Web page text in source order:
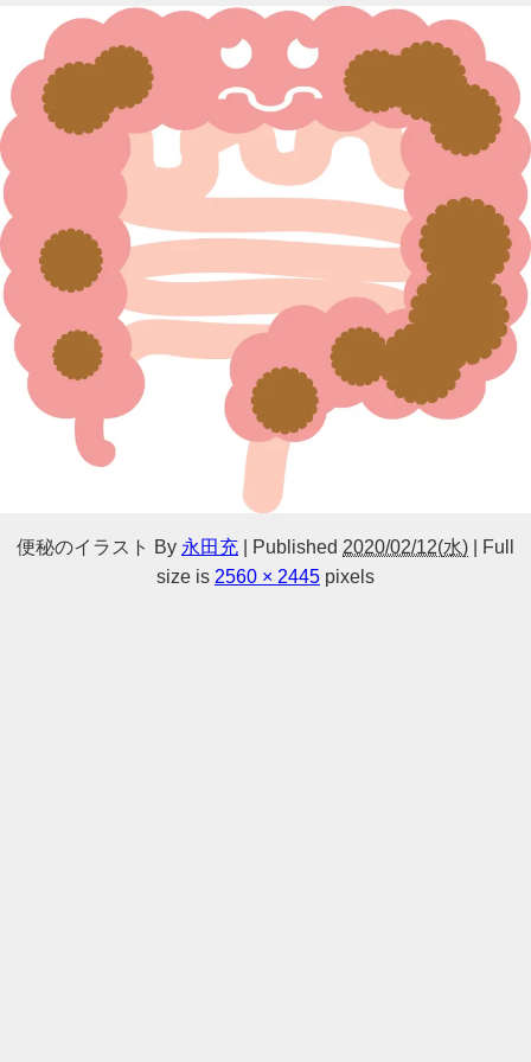
便秘のイラスト By 永田充 | Published 2020/02/12(水) | Full
size is 2560 × 2445 pixels